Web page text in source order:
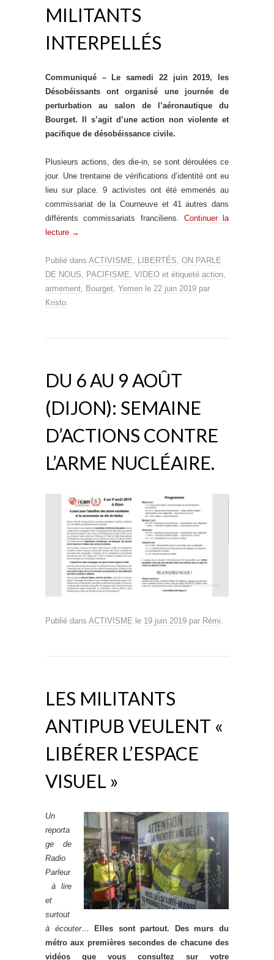
MILITANTS
INTERPELLÉS
Communiqué – Le samedi 22 juin 2019, les
Désobéissants ont organisé une journée de
perturbation au salon de l’aéronautique du
Bourget. Il s’agit d’une action non violente et
pacifique de désobéissance civile.
Plusieurs actions, des die-in, se sont déroulées ce
jour. Une trentaine de vérifications d’identité ont eu
lieu sur place. 9 activistes ont été emmenés au
commissariat de la Courneuve et 41 autres dans
différents commissariats franciliens. Continuer la
lecture →
Publié dans ACTIVISME, LIBERTÉS, ON PARLE
DE NOUS, PACIFISME, VIDEO et étiqueté action,
armement, Bourget, Yemen le 22 juin 2019 par
Kristo.
DU 6 AU 9 AOÛT
(DIJON): SEMAINE
D’ACTIONS CONTRE
L’ARME NUCLÉAIRE.
Publié dans ACTIVISME le 19 juin 2019 par Rémi.
LES MILITANTS
ANTIPUB VEULENT «
LIBÉRER L’ESPACE
VISUEL »
Un
reporta
ge de
Radio
Parleur
à lire
et
surtout
à écouter…
Elles sont partout. Des murs du
métro aux premières secondes de chacune des
vidéos que vous consultez sur votre